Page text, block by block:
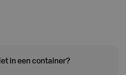
in een container?